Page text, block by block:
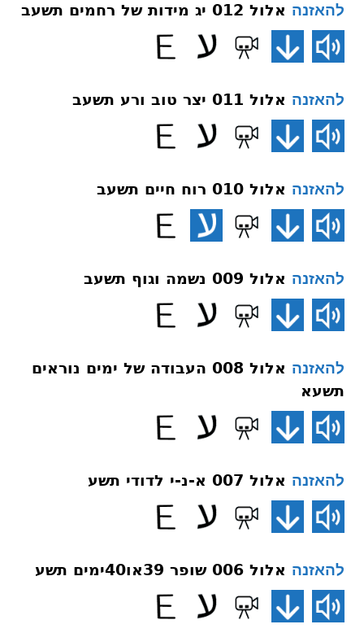
להאזנה אלול 012 יג מידות של רחמים תשעב
להאזנה אלול 011 יצר טוב ורע תשעב
להאזנה אלול 010 רוח חיים תשעב
להאזנה אלול 009 נשמה וגוף תשעב
להאזנה
אלול 008 העבודה של ימים נוראים
תשעא
להאזנה אלול 007 א-נ-י לדודי תשע
להאזנה אלול 006 שופר 39או40ימים תשע